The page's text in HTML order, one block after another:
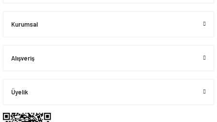
Kurumsal
Alışveriş
Üyelik